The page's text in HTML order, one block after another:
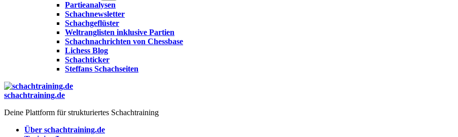
Partieanalysen
Schachnewsletter
Schachgeflüster
Weltranglisten inklusive Partien
Schachnachrichten von Chessbase
Lichess Blog
Schachticker
Steffans Schachseiten
schachtraining.de
Deine Plattform für strukturiertes Schachtraining
Über schachtraining.de